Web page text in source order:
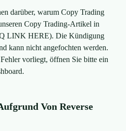
darüber, warum Copy Trading
Copy Trading-Artikel in
LINK HERE). Die Kündigung
kann nicht angefochten werden.
vorliegt, öffnen Sie bitte ein
Von Reverse